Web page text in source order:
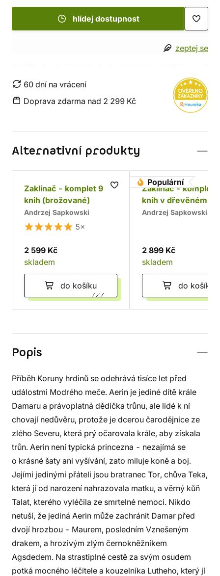
hlídej dostupnost
zeptej se
60 dní na vrácení
Doprava zdarma nad 2 299 Kč
Alternativní produkty
Zaklínač - komplet 9
knih (brožované)
Andrzej Sapkowski
5×
2 599 Kč
skladem
do košíku
Populární
Zaklínač - komplet
knih v dřevěném
Chrám
Andrzej Sapkowski
2 899 Kč
skladem
do košíku
Popis
Příběh Koruny hrdinů se odehrává tisíce let před
událostmi Modrého meče. Aerin je jediné dítě krále
Damaru a právoplatná dědička trůnu, ale lidé k ní
chovají nedůvěru, protože je dcerou čarodějnice ze
zlého Severu, která prý očarovala krále, aby získala
trůn. Aerin není typická princezna - nezajímá se
o krásné šaty ani vyšívání, zato miluje koně a boj.
Jejími jedinými přáteli jsou bratranec Tor, chůva Teka,
která jí od narození nahrazovala matku, a věrný kůň
Talat, kterého vyléčila ze smrtelné nemoci. Nikdo
netuší, že jediná Aerin může zachránit Damar před
dvojí hrozbou - Maurem, posledním Vznešeným
drakem, a hrozivým zlým černokněžníkem
Agsdedem. Na strastiplné cestě za svým osudem
potká mocného léčitele a kouzelníka Lutheho, který jí